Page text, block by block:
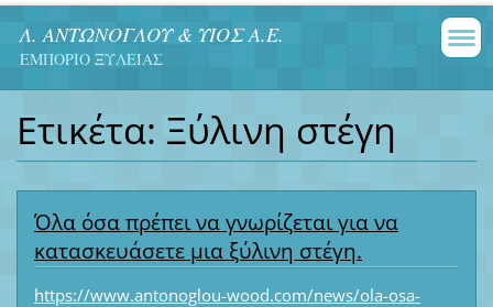
Λ. ΑΝΤΩΝΟΓΛΟΥ & ΥΙΟΣ Α.Ε.
ΕΜΠΟΡΙΟ ΞΥΛΕΙΑΣ
Ετικέτα: Ξύλινη στέγη
Όλα όσα πρέπει να γνωρίζεται για να
κατασκευάσετε μια ξύλινη στέγη.
https://www.antonoglou-wood.com/news/ola-osa-